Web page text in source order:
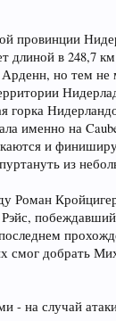
провинции
в 248,7
но тем не
горка
именно на
и
из
Роман
побеждавший
добрать
- на случай